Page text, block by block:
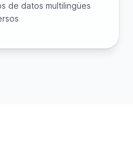
de datos multilingües